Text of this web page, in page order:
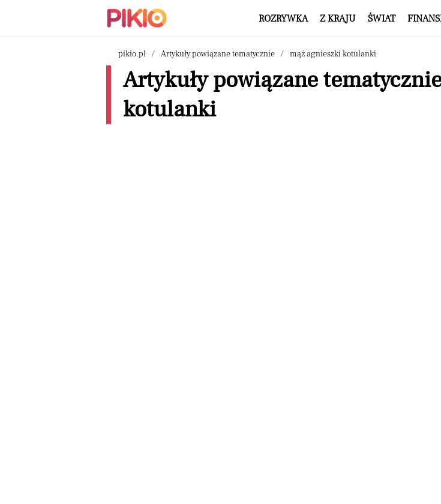
ROZRYWKA Z KRAJU ŚWIAT
pikio.pl Artykuły powiązane tematycznie mąż agnieszki kotulanki
Artykuły powiązane
kotulanki